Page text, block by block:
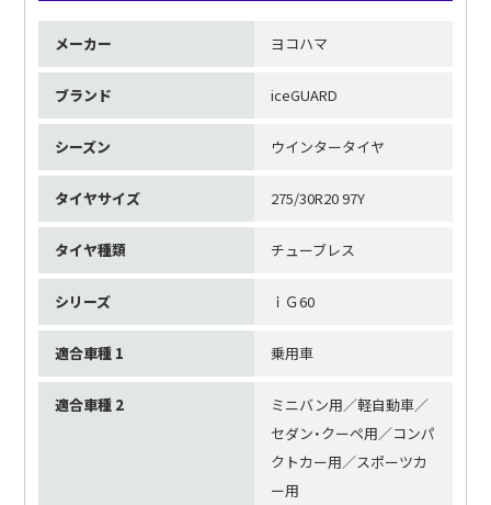
メーカー ヨコハマ
ブランド iceGUARD
シーズン ウインタータイヤ
タイヤサイズ 275/30R20 97Y
タイヤ種類 チューブレス
シリーズ ｉＧ60
適合車種 1 乗用車
適合車種 2
ミニバン用／軽自動車／
セダン・クーペ用／コンパ
クトカー用／スポーツカ
ー用